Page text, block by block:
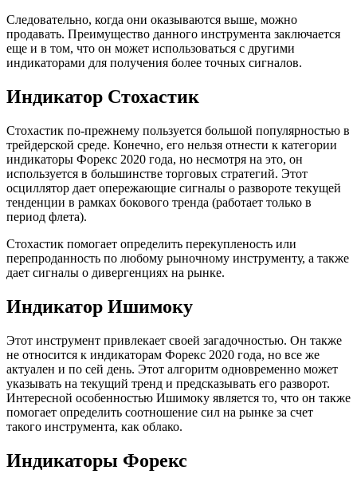
Следовательно, когда они оказываются выше, можно
продавать. Преимущество данного инструмента заключается
еще и в том, что он может использоваться с другими
индикаторами для получения более точных сигналов.
Индикатор Стохастик
Стохастик по-прежнему пользуется большой популярностью в
трейдерской среде. Конечно, его нельзя отнести к категории
индикаторы Форекс 2020 года, но несмотря на это, он
используется в большинстве торговых стратегий. Этот
осциллятор дает опережающие сигналы о развороте текущей
тенденции в рамках бокового тренда (работает только в
период флета).
Стохастик помогает определить перекупленость или
перепроданность по любому рыночному инструменту, а также
дает сигналы о дивергенциях на рынке.
Индикатор Ишимоку
Этот инструмент привлекает своей загадочностью. Он также
не относится к индикаторам Форекс 2020 года, но все же
актуален и по сей день. Этот алгоритм одновременно может
указывать на текущий тренд и предсказывать его разворот.
Интересной особенностью Ишимоку является то, что он также
помогает определить соотношение сил на рынке за счет
такого инструмента, как облако.
Индикаторы Форекс